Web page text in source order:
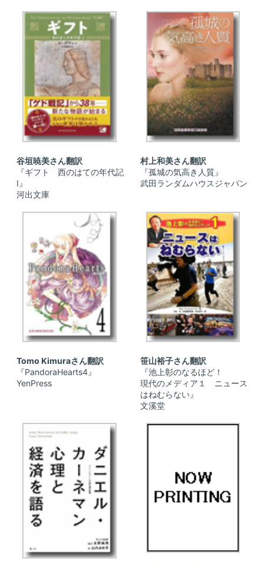
谷垣暁美さん翻訳
『ギフト 西のはての年代記
I』
河出文庫
村上和美さん翻訳
『孤城の気高き人質』
武田ランダムハウスジャパン
Tomo Kimuraさん翻訳
『PandoraHearts4』
YenPress
笹山裕子さん翻訳
『池上彰のなるほど！
現代のメディア１ ニュース
はねむらない』
文溪堂